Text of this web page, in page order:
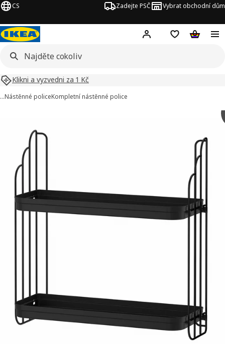
CS Zadejte PSČ Vybrat obchodní dům
Hej! Přihlášení
NákupníNákupní
Klikni a vyzvedni za 1 Kč
…Nástěnné policeKompletní nástěnné police